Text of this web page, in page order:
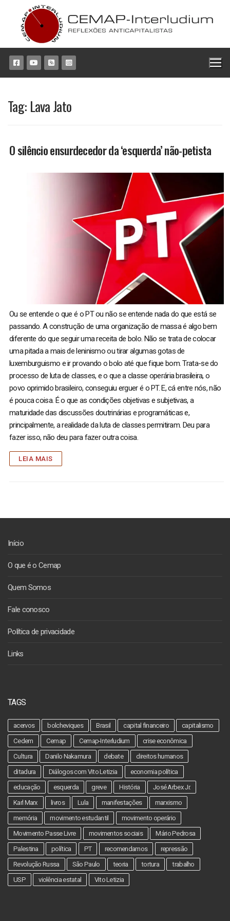
conteúdo
Tag: Lava Jato
O silêncio ensurdecedor da ‘esquerda’ não-petista
Ou se entende o que é o PT ou não se entende nada do que está se
passando. A construção de uma organização de massa é algo bem
diferente do que seguir uma receita de bolo. Não se trata de colocar
uma pitada a mais de leninismo ou tirar algumas gotas de
luxemburguismo e ir provando o bolo até que fique bom. Trata-se do
processo de luta de classes, e o que a classe operária brasileira, o
povo oprimido brasileiro, conseguiu erguer é o PT. E, cá entre nós, não
é pouca coisa. É o que as condições objetivas e subjetivas, a
maturidade das discussões doutrinárias e programáticas e,
principalmente, a realidade da luta de classes permitiram. Deu para
fazer isso, não deu para fazer outra coisa.
LEIA MAIS
Início
O que é o Cemap
Quem Somos
Fale conosco
Política de privacidade
Links
TAGS
acervos bolcheviques Brasil capital financeiro
capitalismo
Cedem
Cemap Cemap-Interludium
crise econômica
Cultura
Danilo Nakamura debate
direitos humanos
ditadura
Diálogos com Vito Letizia
economia política
educação
esquerda greve História
José Arbex Jr.
Karl Marx
livros Lula manifestações
marxismo
memória
movimento estudantil
movimento operário
Movimento Passe Livre
movimentos sociais
Mário Pedrosa
Palestina
política PT recomendamos
repressão
Revolução Russa
São Paulo teoria tortura
trabalho
USP
violência estatal Vito Letizia